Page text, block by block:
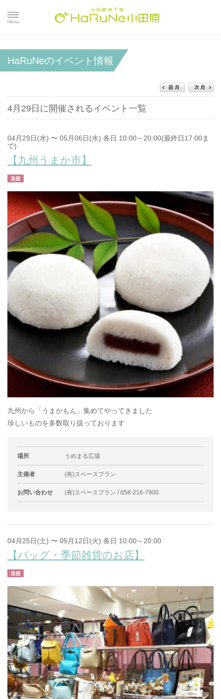
HaRuNeのイベント情報
4月29日に開催されるイベント一覧
04月29日(水) 〜 05月06日(水) 各日 10:00～20:00(最終日17:00ま
で)
【九州うまか市】
九州から「うまかもん」集めてやってきました
珍しいものを多数取り扱っております
場所 うめまる広場
主催者 (有)スペースプラン
お問い合わせ (有)スペースプラン / 058-216-7900
04月25日(土) 〜 05月12日(火) 各日 10:00～20:00
【バッグ・季節雑貨のお店】